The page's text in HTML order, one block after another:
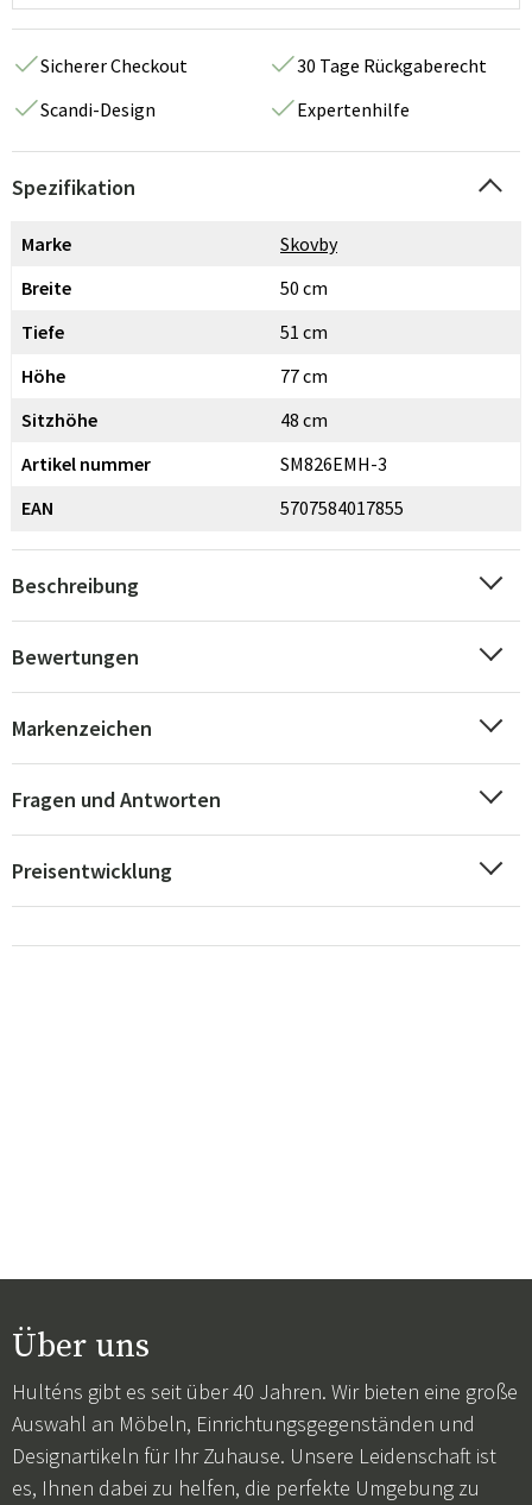
Sicherer Checkout
30 Tage Rückgaberecht
Scandi-Design
Expertenhilfe
Spezifikation
Marke
Skovby
Breite
50 cm
Tiefe
51 cm
Höhe
77 cm
Sitzhöhe
48 cm
Artikel nummer
SM826EMH-3
EAN
5707584017855
Beschreibung
Bewertungen
Markenzeichen
Fragen und Antworten
Preisentwicklung
Über uns
Hulténs gibt es seit über 40 Jahren. Wir bieten eine große
Auswahl an Möbeln, Einrichtungsgegenständen und
Designartikeln für Ihr Zuhause. Unsere Leidenschaft ist
es, Ihnen dabei zu helfen, die perfekte Umgebung zu